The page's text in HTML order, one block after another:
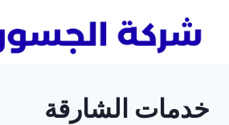
خدمات الشارقة